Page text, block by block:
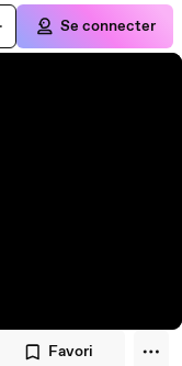
Se connecter
Favori